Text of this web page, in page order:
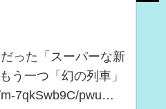
った「スーパーな新
う一つ「幻の列車」
7qkSwb9C/pwu…